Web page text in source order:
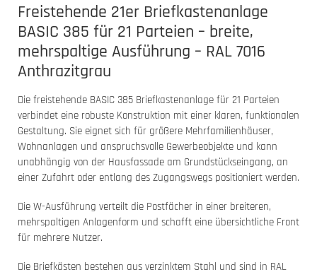
Freistehende 21er Briefkastenanlage
BASIC 385 für 21 Parteien – breite,
mehrspaltige Ausführung – RAL 7016
Anthrazitgrau
Die freistehende BASIC 385 Briefkastenanlage für 21 Parteien
verbindet eine robuste Konstruktion mit einer klaren, funktionalen
Gestaltung. Sie eignet sich für größere Mehrfamilienhäuser,
Wohnanlagen und anspruchsvolle Gewerbeobjekte und kann
unabhängig von der Hausfassade am Grundstückseingang, an
einer Zufahrt oder entlang des Zugangswegs positioniert werden.
Die W-Ausführung verteilt die Postfächer in einer breiteren,
mehrspaltigen Anlagenform und schafft eine übersichtliche Front
für mehrere Nutzer.
Die Briefkästen bestehen aus verzinktem Stahl und sind in RAL